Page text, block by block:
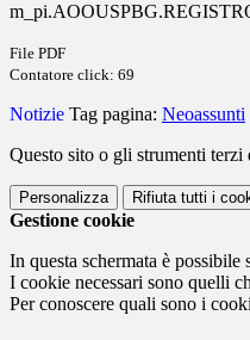
File PDF
Contatore click: 69
Notizie Tag pagina: Neoassunti
Questo sito o gli strumenti
Personalizza Rifiuta tutti i
Gestione cookie
In questa schermata è
I cookie necessari sono quelli
Per conoscere quali sono i